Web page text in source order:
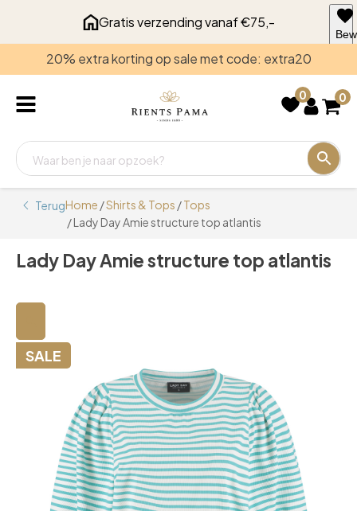
Gratis verzending vanaf €75,-
20% extra korting op sale met code: extra20
0 0
TerugHome /Shirts & Tops /Tops
/ Lady Day Amie structure top atlantis
Lady Day Amie structure top atlantis
SALE
voor